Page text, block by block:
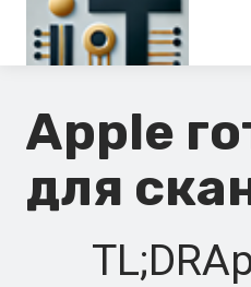
En
Es
Apple
для